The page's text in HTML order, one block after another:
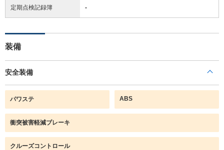
定期点検記録簿 -
装備
安全装備
パワステ ABS
衝突被害軽減ブレーキ
クルーズコントロール